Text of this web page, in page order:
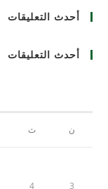
أحدث التعليقات
أحدث التعليقات
ن ث
3
4